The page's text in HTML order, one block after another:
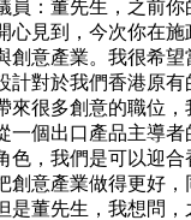
員：董先生，之前
心見到，今次你在
創意產業。我很希
計對於我們香港原
來很多創意的職位
一個出口產品主導
色，我們是可以迎
創意產業做得更好
是董先生，我想問